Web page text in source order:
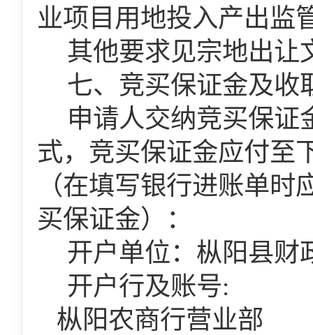
业项目用地投入产出监
其他要求见宗地出让
七、竞买保证金及收
申请人交纳竞买保证
式，竞买保证金应付至
（在填写银行进账单时
买保证金）：
开户单位：枞阳县财
开户行及账号:
枞阳农商行营业部